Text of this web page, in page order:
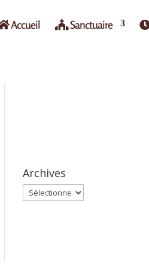
Accueil Sanctuaire
Archives
Archives